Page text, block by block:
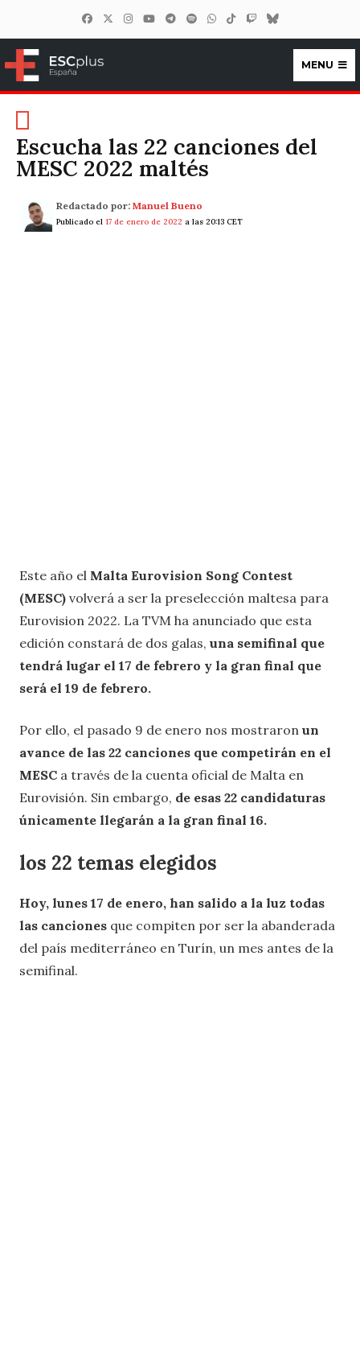
ESCplus España
MENU
Escucha las 22 canciones del
MESC 2022 maltés
Redactado por: Manuel Bueno
Publicado el 17 de enero de 2022 a las 20:13 CET
Este año el Malta Eurovision Song Contest
(MESC) volverá a ser la preselección maltesa para
Eurovision 2022. La TVM ha anunciado que esta
edición constará de dos galas, una semifinal que
tendrá lugar el 17 de febrero y la gran final que
será el 19 de febrero.
Por ello, el pasado 9 de enero nos mostraron un
avance de las 22 canciones que competirán en el
MESC a través de la cuenta oficial de Malta en
Eurovisión. Sin embargo, de esas 22 candidaturas
únicamente llegarán a la gran final 16.
los 22 temas elegidos
Hoy, lunes 17 de enero, han salido a la luz todas
las canciones que compiten por ser la abanderada
del país mediterráneo en Turín, un mes antes de la
semifinal.